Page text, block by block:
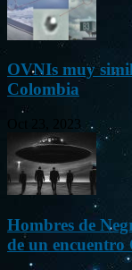
OVNIs muy
Colombia
Oct 23, 2023
Hombres de
de un encuentro